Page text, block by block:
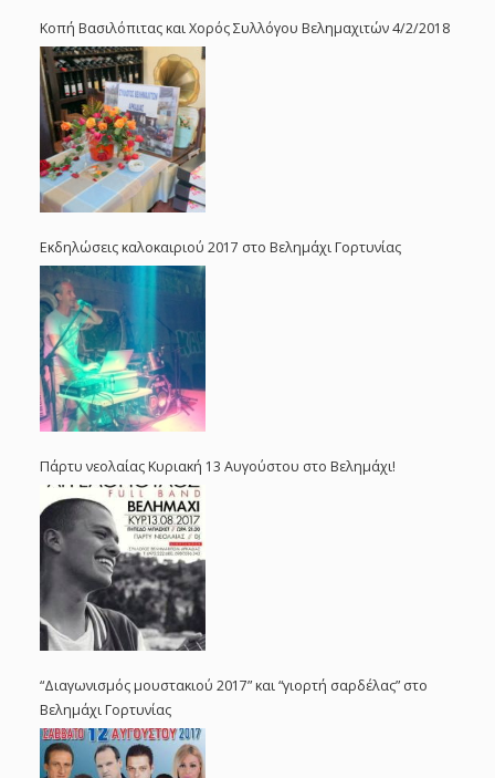
Κοπή Βασιλόπιτας και Χορός Συλλόγου Βελημαχιτών 4/2/2018
Εκδηλώσεις καλοκαιριού 2017 στο Βελημάχι Γορτυνίας
Πάρτυ νεολαίας Κυριακή 13 Αυγούστου στο Βελημάχι!
“Διαγωνισμός μουστακιού 2017” και “γιορτή σαρδέλας” στο
Βελημάχι Γορτυνίας